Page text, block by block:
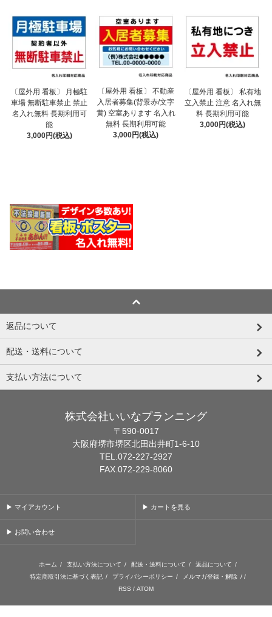
〔屋外用 看板〕 月極駐
車場 無断駐車禁止 禁止
名入れ無料 長期利用可
能
3,000円(税込)
〔屋外用 看板〕 不動産
入居者募集(背景赤/文字
黄) 空室あります 名入れ
無料 長期利用可能
3,000円(税込)
〔屋外用 看板〕 私有地
立入禁止 注意 名入れ無
料 長期利用可能
3,000円(税込)
返品について
配送・送料について
支払い方法について
株式会社いいなプランニング
〒590-0017
大阪府堺市堺区北田出井町1-6-10
TEL.072-227-2927
FAX.072-229-8060
▶ マイアカウント ▶ カートを見る
▶ お問い合わせ
ホーム / 支払い方法について / 配送・送料について / 返品について /
特定商取引法に基づく表記 / プライバシーポリシー / メルマガ登録・解除 / /
RSS / ATOM